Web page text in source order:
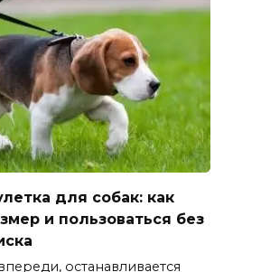
для собак: как
и пользоваться без
останавливается